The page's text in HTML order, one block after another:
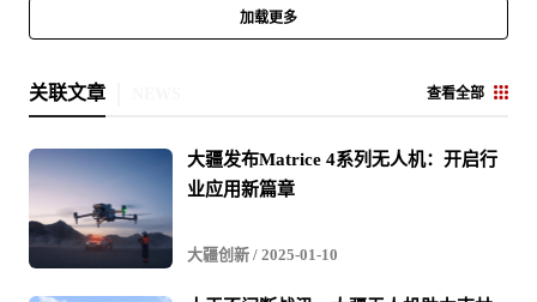
加载更多
关联文章 查看全部
大疆发布Matrice 4系列无人机：开启行
业应用新篇章
大疆创新 / 2025-01-10